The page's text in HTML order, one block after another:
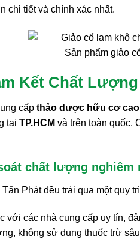
chi tiết và chính xác nhất.
Sản phẩm giảo
Kết Chất Lượng
cấp thảo dược hữu cơ
tại TP.HCM và trên toàn quốc.
chất lượng nghiêm
Phát đều trải qua một quy
với các nhà cung cấp uy tín,
không sử dụng thuốc trừ